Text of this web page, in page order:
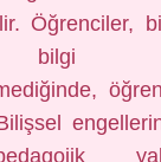
Öğrenciler,